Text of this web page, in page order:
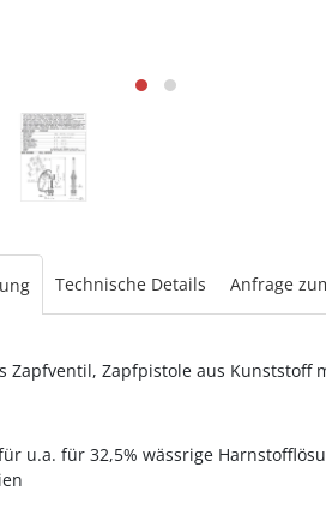
Technische Details Anfrage
Zapfventil, Zapfpistole aus Kunststoff
u.a. für 32,5% wässrige